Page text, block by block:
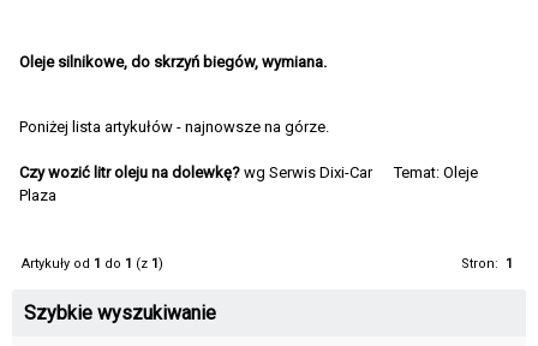
Oleje silnikowe, do skrzyń biegów, wymiana.
Poniżej lista artykułów - najnowsze na górze.
Czy wozić litr oleju na dolewkę? wg Serwis Dixi-Car
Plaza
Temat: Oleje
Artykuły od 1 do 1 (z 1 ) Stron: 1
Szybkie wyszukiwanie